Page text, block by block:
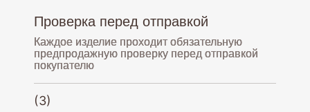
Каждое изделие проходит обязательную
предпродажную проверку перед отправкой
покупателю
Проверка перед отправкой
(3)